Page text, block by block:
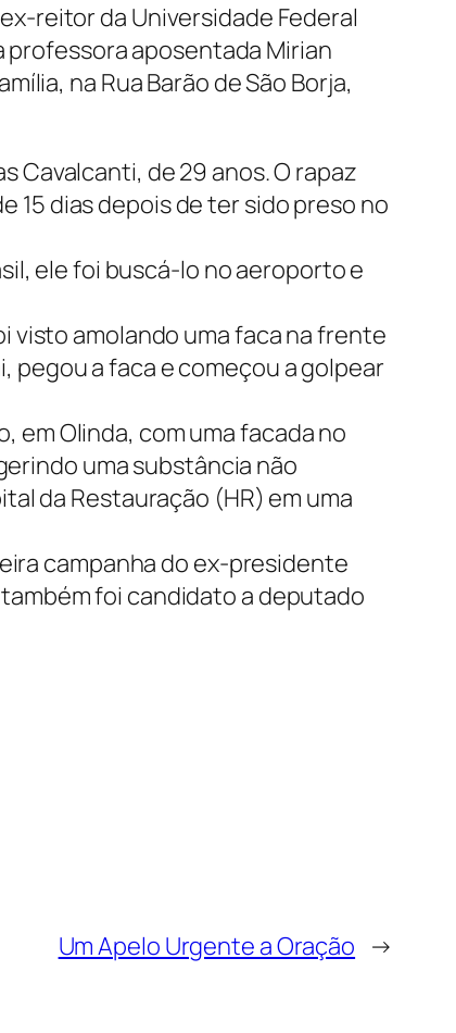
reitor da Universidade Federal
professora aposentada Mirian
na Rua Barão de São Borja,
Cavalcanti, de 29 anos. O rapaz
15 dias depois de ter sido preso no
ele foi buscá-lo no aeroporto e
visto amolando uma faca na frente
pegou a faca e começou a golpear
em Olinda, com uma facada no
uma substância não
da Restauração (HR) em uma
campanha do ex-presidente
foi candidato a deputado
Um Apelo Urgente a Oração →